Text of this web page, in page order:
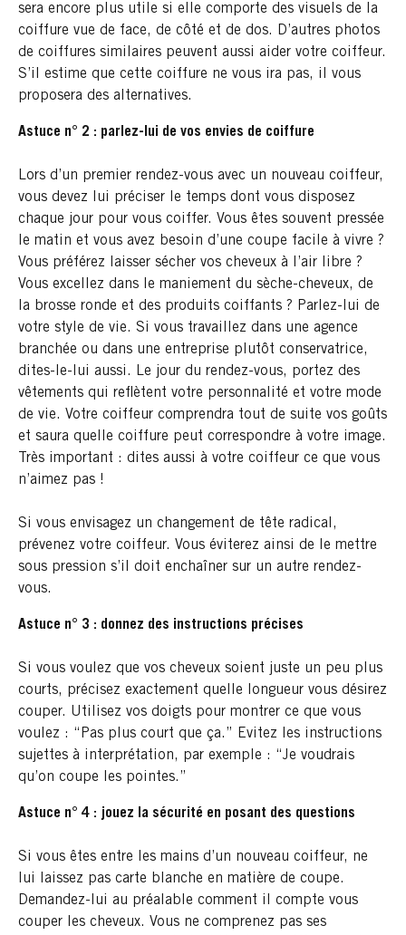
sera encore plus utile si elle comporte des visuels de la
coiffure vue de face, de côté et de dos. D’autres photos
de coiffures similaires peuvent aussi aider votre coiffeur.
S’il estime que cette coiffure ne vous ira pas, il vous
proposera des alternatives.
Astuce n° 2 : parlez-lui de vos envies de coiffure
Lors d’un premier rendez-vous avec un nouveau coiffeur,
vous devez lui préciser le temps dont vous disposez
chaque jour pour vous coiffer. Vous êtes souvent pressée
le matin et vous avez besoin d’une coupe facile à vivre ?
Vous préférez laisser sécher vos cheveux à l’air libre ?
Vous excellez dans le maniement du sèche-cheveux, de
la brosse ronde et des produits coiffants ? Parlez-lui de
votre style de vie. Si vous travaillez dans une agence
branchée ou dans une entreprise plutôt conservatrice,
dites-le-lui aussi. Le jour du rendez-vous, portez des
vêtements qui reflètent votre personnalité et votre mode
de vie. Votre coiffeur comprendra tout de suite vos goûts
et saura quelle coiffure peut correspondre à votre image.
Très important : dites aussi à votre coiffeur ce que vous
n’aimez pas !
Si vous envisagez un changement de tête radical,
prévenez votre coiffeur. Vous éviterez ainsi de le mettre
sous pression s’il doit enchaîner sur un autre rendez-
vous.
Astuce n° 3 : donnez des instructions précises
Si vous voulez que vos cheveux soient juste un peu plus
courts, précisez exactement quelle longueur vous désirez
couper. Utilisez vos doigts pour montrer ce que vous
voulez : “Pas plus court que ça.” Evitez les instructions
sujettes à interprétation, par exemple : “Je voudrais
qu’on coupe les pointes.”
Astuce n° 4 : jouez la sécurité en posant des questions
Si vous êtes entre les mains d’un nouveau coiffeur, ne
lui laissez pas carte blanche en matière de coupe.
Demandez-lui au préalable comment il compte vous
couper les cheveux. Vous ne comprenez pas ses